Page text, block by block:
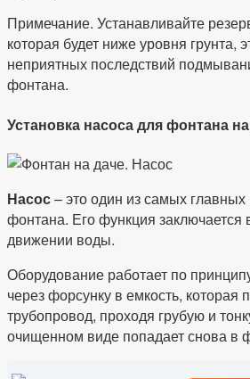
Примечание. Устанавливайте
которая будет ниже уровня грунта,
неприятных последствий
фонтана.
Установка насоса для фонтана
Насос– это один из самых
фонтана. Его функция
движении воды.
Оборудование работает по
через форсунку в емкость, которая
трубопровод, проходя грубую и
очищенном виде попадает снова в